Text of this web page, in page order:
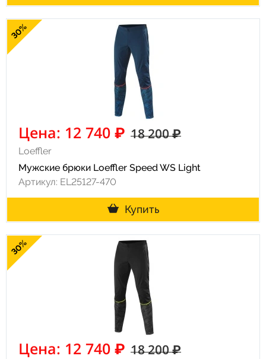
30%
Цена: 12 740 ₽ 18 200 ₽
Loeffler
Мужские брюки Loeffler Speed WS Light
Артикул: EL25127-470
Купить
30%
Цена: 12 740 ₽ 18 200 ₽